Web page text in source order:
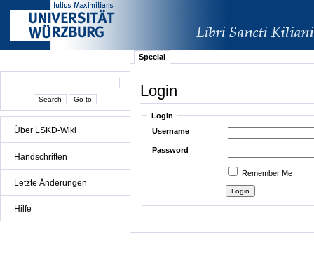
Über LSKD-Wiki
Handschriften
Letzte Änderungen
Hilfe
Special
Login
Login
Username
Password
Remember Me